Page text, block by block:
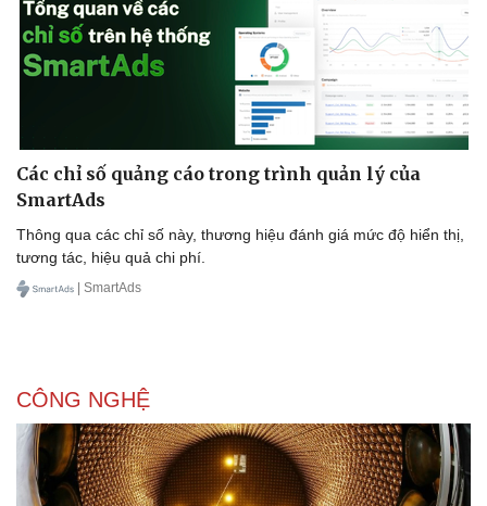
Thông tin doanh nghiệp
Doanh nghiệp 24h
Doanh nhân
Sành điệu
Tin Công nghệ
Trải nghiệm
Chuyển đổi số
Các chỉ số quảng cáo trong trình quản lý của
SmartAds
Thông qua các chỉ số này, thương hiệu đánh giá mức độ hiển thị,
tương tác, hiệu quả chi phí.
| SmartAds
CÔNG NGHỆ